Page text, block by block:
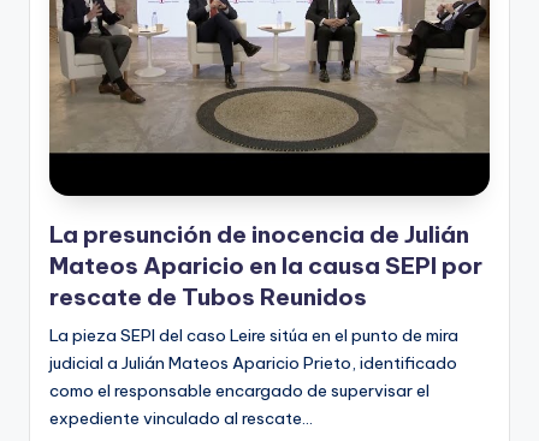
La presunción de inocencia de Julián
Mateos Aparicio en la causa SEPI por
rescate de Tubos Reunidos
La pieza SEPI del caso Leire sitúa en el punto de mira
judicial a Julián Mateos Aparicio Prieto, identificado
como el responsable encargado de supervisar el
expediente vinculado al rescate…